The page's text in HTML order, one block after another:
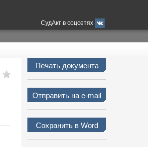
СудАкт в соцсетях
Печать документа
Отправить на e-mail
Сохранить в Word